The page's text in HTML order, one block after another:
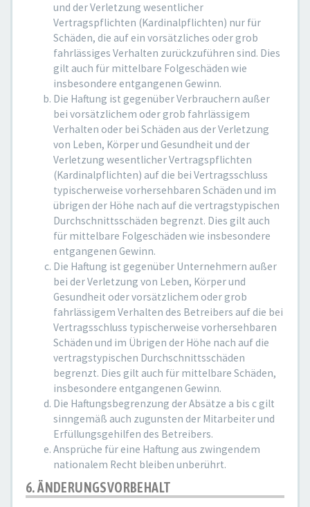
und der Verletzung wesentlicher
Vertragspflichten (Kardinalpflichten) nur für
Schäden, die auf ein vorsätzliches oder grob
fahrlässiges Verhalten zurückzuführen sind. Dies
gilt auch für mittelbare Folgeschäden wie
insbesondere entgangenen Gewinn.
Die Haftung ist gegenüber Verbrauchern außer
bei vorsätzlichem oder grob fahrlässigem
Verhalten oder bei Schäden aus der Verletzung
von Leben, Körper und Gesundheit und der
Verletzung wesentlicher Vertragspflichten
(Kardinalpflichten) auf die bei Vertragsschluss
typischerweise vorhersehbaren Schäden und im
übrigen der Höhe nach auf die vertragstypischen
Durchschnittsschäden begrenzt. Dies gilt auch
für mittelbare Folgeschäden wie insbesondere
entgangenen Gewinn.
Die Haftung ist gegenüber Unternehmern außer
bei der Verletzung von Leben, Körper und
Gesundheit oder vorsätzlichem oder grob
fahrlässigem Verhalten des Betreibers auf die bei
Vertragsschluss typischerweise vorhersehbaren
Schäden und im Übrigen der Höhe nach auf die
vertragstypischen Durchschnittsschäden
begrenzt. Dies gilt auch für mittelbare Schäden,
insbesondere entgangenen Gewinn.
Die Haftungsbegrenzung der Absätze a bis c gilt
sinngemäß auch zugunsten der Mitarbeiter und
Erfüllungsgehilfen des Betreibers.
Ansprüche für eine Haftung aus zwingendem
nationalem Recht bleiben unberührt.
6. ÄNDERUNGSVORBEHALT